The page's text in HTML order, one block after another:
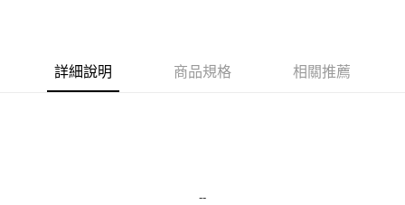
街口支付
詳細說明 商品規格 相關推薦
--